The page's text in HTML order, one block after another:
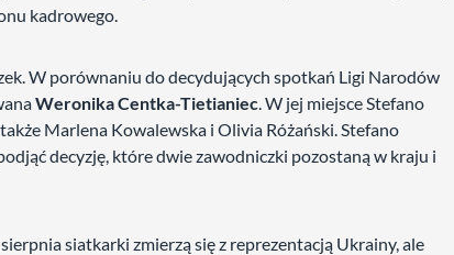
kadrowego.
W porównaniu do decydujących spotkań Ligi Narodów
Weronika Centka-Tietianiec. W jej miejsce Stefano
Marlena Kowalewska i Olivia Różański. Stefano
decyzję, które dwie zawodniczki pozostaną w kraju i
siatkarki zmierzą się z reprezentacją Ukrainy, ale